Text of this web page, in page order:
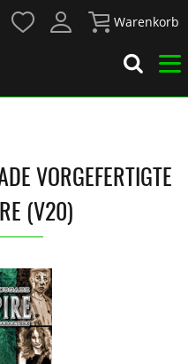
Warenkorb
VORGEFERTIGTE
(V20)